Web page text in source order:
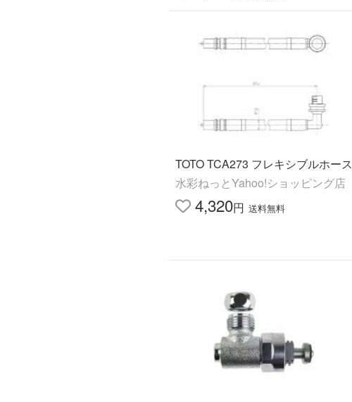
TOTO TCA273 フレキシブルホース
水彩ねっとYahoo!ショッピング店
4,320円 送料無料